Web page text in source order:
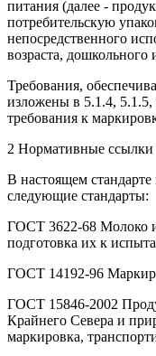
питания (далее -
потребительскую
непосредственного
возраста, дошкольного
Требования,
изложены в 5.1.4, 5.1.5,
требования к
2 Нормативные ссылки
В настоящем
следующие стандарты:
ГОСТ 3622-68 Молоко
подготовка их к
ГОСТ 14192-96
ГОСТ 15846-2002
Крайнего Севера и
маркировка,